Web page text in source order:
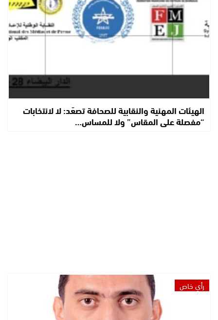
الهيئات المهنية والنقابية للصحافة تصعّد: لا لانتخابات
“مفصلة على المقاس” ولا للمساس…
رأي خاص